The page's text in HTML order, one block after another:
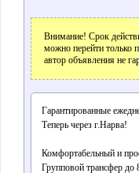
Внимание! Срок
можно перейти только
автор объявления не
Гарантированные
Теперь через г.Нарва!
Комфортабельный и
Групповой трансфер до